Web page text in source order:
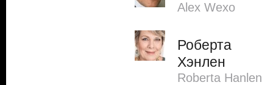
Alex Wexo
Роберта
Хэнлен
Roberta Hanlen